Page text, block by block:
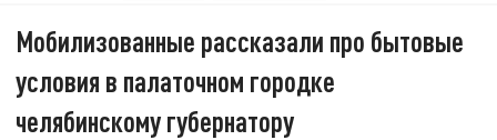
Мобилизованные рассказали про бытовые
условия в палаточном городке
челябинскому губернатору